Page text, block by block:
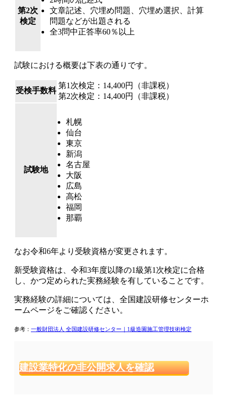
第2次
検定
文章記述、穴埋め問題、穴埋め選択、計算
問題などが出題される
全3問中正答率60％以上
試験における概要は下表の通りです。
受検手数料
第1次検定：14,400円（非課税）
第2次検定：14,400円（非課税）
試験地
札幌
仙台
東京
新潟
名古屋
大阪
広島
高松
福岡
那覇
なお令和6年より受験資格が変更されます。
新受験資格は、 令和3年度以降の1級第1次検定に合格
し、かつ定められた実務経験を有している ことです。
実務経験の詳細については、全国建設研修センターホ
ームページをご確認ください。
参考： 一般財団法人 全国建設研修センター｜1級造園施工管理技術検定
建設業特化の非公開求人を確認